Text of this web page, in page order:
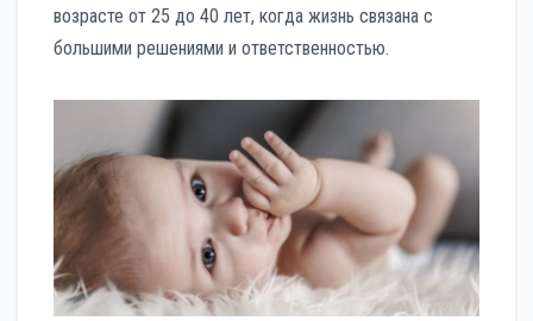
возрасте от 25 до 40 лет, когда жизнь связана с
большими решениями и ответственностью.